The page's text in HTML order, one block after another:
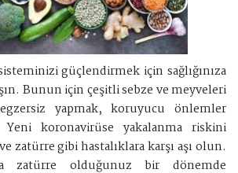
güçlendirmek için sağlığınıza
Bunun için çeşitli sebze ve meyveleri
yapmak, koruyucu önlemler
Yeni koronavirüse yakalanma riskini
zatürre gibi hastalıklara karşı aşı olun.
olduğunuz bir dönemde